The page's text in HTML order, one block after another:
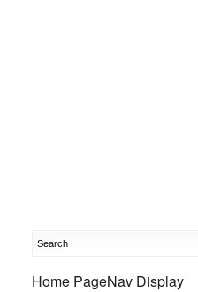
Home PageNav Display